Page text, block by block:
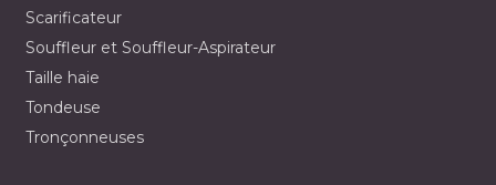
Scarificateur
Souffleur et Souffleur-Aspirateur
Taille haie
Tondeuse
Tronçonneuses